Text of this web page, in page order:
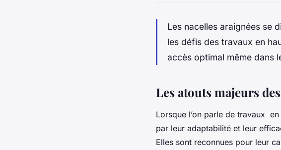
Les nacelles araignées se
les défis des travaux en
accès optimal même dans
Les atouts majeurs
Lorsque l’on parle de travaux
par leur adaptabilité et leur
Elles sont reconnues pour leur